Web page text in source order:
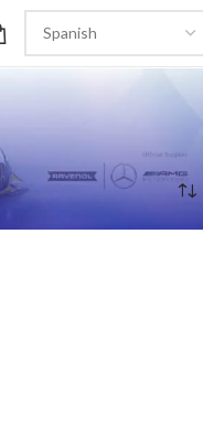
Mostrando el único resultado